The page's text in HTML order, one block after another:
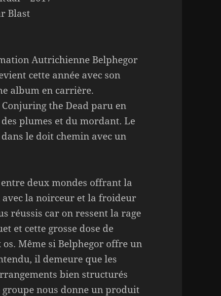
Blast
Autrichienne Belphegor
cette année avec son
album en carrière.
the Dead paru en
plumes et du mordant. Le
le doit chemin avec un
deux mondes offrant la
la noirceur et la froideur
réussis car on ressent la rage
et cette grosse dose de
Même si Belphegor offre un
il demeure que les
bien structurés
nous donne un produit